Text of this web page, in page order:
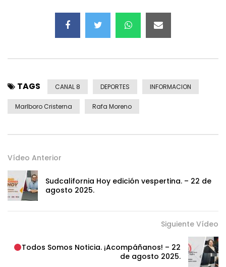
TAGS CANAL 8 DEPORTES INFORMACION
Marlboro Cristerna Rafa Moreno
Vídeo Anterior
Sudcalifornia Hoy edición vespertina. – 22 de
agosto 2025.
Siguiente Vídeo
Todos Somos Noticia. ¡Acompáñanos! – 22
de agosto 2025.